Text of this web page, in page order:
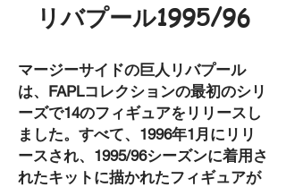
リバプール1995/96
マージーサイドの巨人リバプール
は、FAPLコレクションの最初のシリ
ーズで14のフィギュアをリリースし
ました。すべて、1996年1月にリリ
ースされ、1995/96シーズンに着用さ
れたキットに描かれたフィギュアが